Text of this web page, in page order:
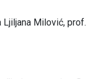
Ljiljana Milović, prof.